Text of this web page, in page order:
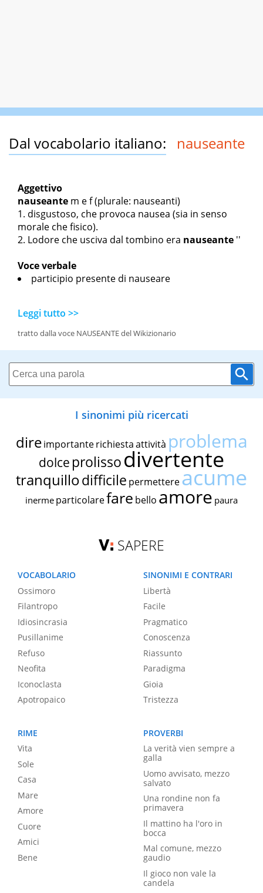
Dal vocabolario italiano: nauseante
Aggettivo
nauseante m ef(plurale: nauseanti)
disgustoso, che provoca nausea (sia in senso
morale che fisico).
Lodore che usciva dal tombino era nauseante ''
Voce verbale
participio presente di nauseare
Leggi tutto >>
tratto dalla voce NAUSEANTE del Wikizionario
I sinonimi più ricercati
dire importante richiestaattività problema
dolce prolissodivertente
tranquillodifficile permettereacume
inerme particolarefare bello amore paura
SAPERE
VOCABOLARIO
Ossimoro
Filantropo
Idiosincrasia
Pusillanime
Refuso
Neofita
Iconoclasta
Apotropaico
SINONIMI E CONTRARI
Libertà
Facile
Pragmatico
Conoscenza
Riassunto
Paradigma
Gioia
Tristezza
RIME
Vita
Sole
Casa
Mare
Amore
Cuore
Amici
Bene
PROVERBI
La verità vien sempre a
galla
Uomo avvisato, mezzo
salvato
Una rondine non fa
primavera
Il mattino ha l'oro in
bocca
Mal comune, mezzo
gaudio
Il gioco non vale la
candela